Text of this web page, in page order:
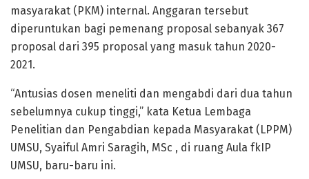
masyarakat (PKM) internal. Anggaran tersebut
diperuntukan bagi pemenang proposal sebanyak 367
proposal dari 395 proposal yang masuk tahun 2020-
2021.
“Antusias dosen meneliti dan mengabdi dari dua tahun
sebelumnya cukup tinggi,” kata Ketua Lembaga
Penelitian dan Pengabdian kepada Masyarakat (LPPM)
UMSU, Syaiful Amri Saragih, MSc , di ruang Aula fkIP
UMSU, baru-baru ini.